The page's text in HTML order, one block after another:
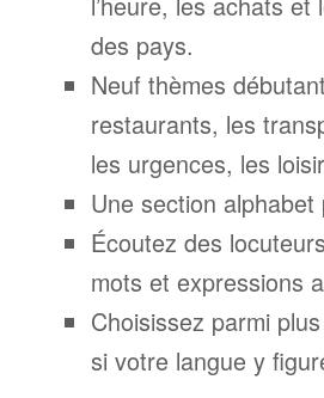
des pays.
Neuf thèmes
restaurants, les
les urgences, les
Une section
Écoutez des
mots et expressions
Choisissez parmi
si votre langue y